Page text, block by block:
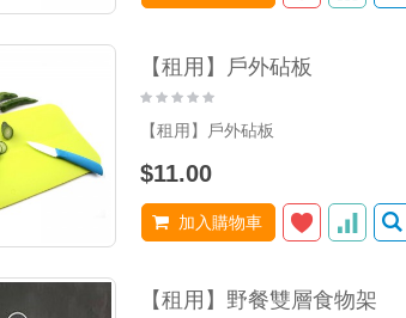
【租用】戶外砧板
【租用】戶外砧板
$11.00
加入購物車
【租用】野餐雙層食物架